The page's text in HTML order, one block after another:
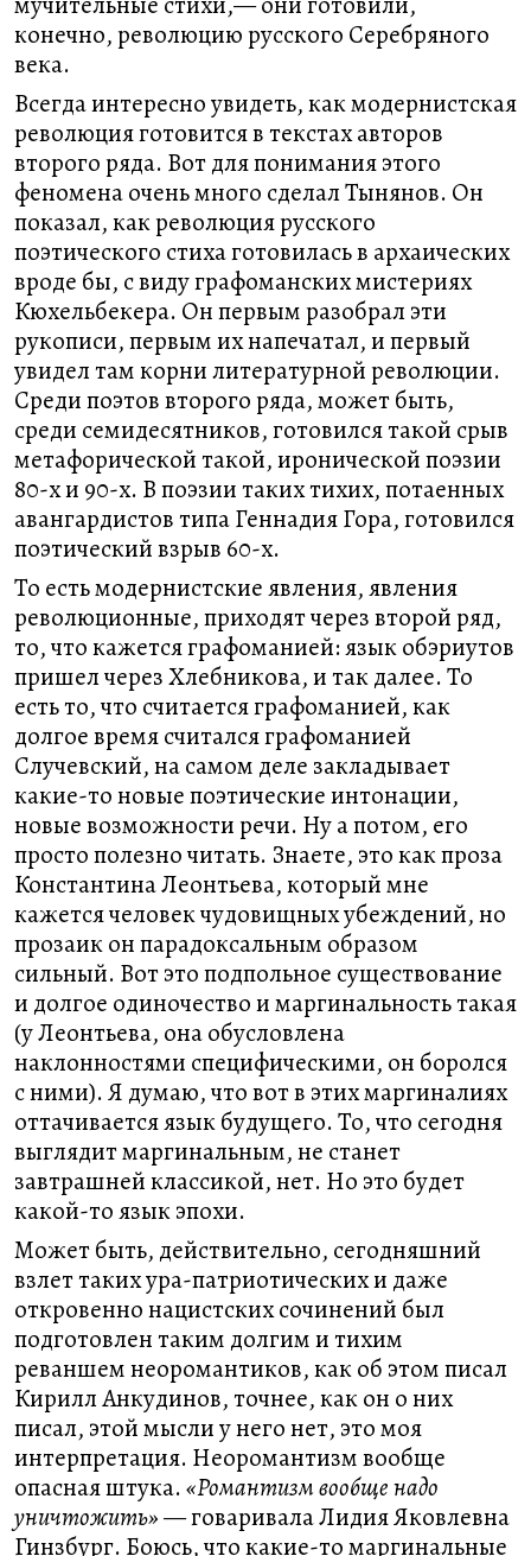
конечно, революцию русского Серебряного
века.
Всегда интересно увидеть, как модернистская
революция готовится в текстах авторов
второго ряда. Вот для понимания этого
феномена очень много сделал Тынянов. Он
показал, как революция русского
поэтического стиха готовилась в архаических
вроде бы, с виду графоманских мистериях
Кюхельбекера. Он первым разобрал эти
рукописи, первым их напечатал, и первый
увидел там корни литературной революции.
Среди поэтов второго ряда, может быть,
среди семидесятников, готовился такой срыв
метафорической такой, иронической поэзии
80-х и 90-х. В поэзии таких тихих, потаенных
авангардистов типа Геннадия Гора, готовился
поэтический взрыв 60-х.
То есть модернистские явления, явления
революционные, приходят через второй ряд,
то, что кажется графоманией: язык обэриутов
пришел через Хлебникова, и так далее. То
есть то, что считается графоманией, как
долгое время считался графоманией
Случевский, на самом деле закладывает
какие-то новые поэтические интонации,
новые возможности речи. Ну а потом, его
просто полезно читать. Знаете, это как проза
Константина Леонтьева, который мне
кажется человек чудовищных убеждений, но
прозаик он парадоксальным образом
сильный. Вот это подпольное существование
и долгое одиночество и маргинальность такая
(у Леонтьева, она обусловлена
наклонностями специфическими, он боролся
с ними). Я думаю, что вот в этих маргиналиях
оттачивается язык будущего. То, что сегодня
выглядит маргинальным, не станет
завтрашней классикой, нет. Но это будет
какой-то язык эпохи.
Может быть, действительно, сегодняшний
взлет таких ура-патриотических и даже
откровенно нацистских сочинений был
подготовлен таким долгим и тихим
реваншем неоромантиков, как об этом писал
Кирилл Анкудинов, точнее, как он о них
писал, этой мысли у него нет, это моя
интерпретация. Неоромантизм вообще
опасная штука.«Романтизм вообще надо
уничтожить»— говаривала Лидия Яковлевна
Гинзбург. Боюсь, что какие-то маргинальные